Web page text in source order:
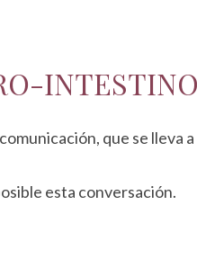
INTESTINO
que se lleva
esta conversación.